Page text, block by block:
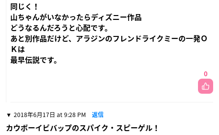
同じく！
山ちゃんがいなかったらディズニー作品
どうなるんだろうと心配です。
あと別作品だけど、アラジンのフレンドライクミーの一発Ｏ
Ｋは
最早伝説です。
0
2018年6月17日 at 9:28 PM 返信
カウボーイビバップのスパイク・スピーゲル！